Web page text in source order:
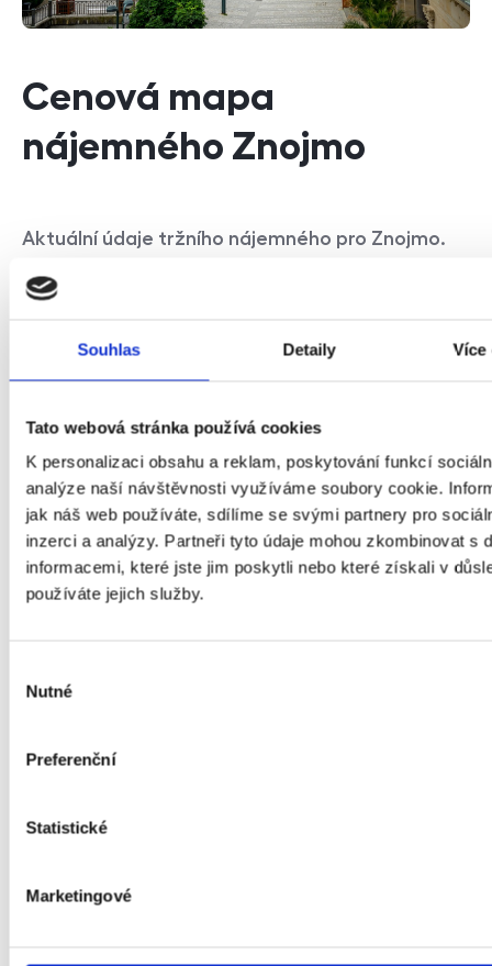
Souhlas Detaily Více
Tato webová stránka používá cookies
K personalizaci obsahu a reklam, poskytování funkcí
analýze naší návštěvnosti využíváme soubory cookie.
jak náš web používáte, sdílíme se svými partnery pro
inzerci a analýzy. Partneři tyto údaje mohou zkombinovat s
informacemi, které jste jim poskytli nebo které získali v
používáte jejich služby.
souhlasu
Nutné
Preferenční
Statistické
Marketingové
Cenová mapa
nájemného Znojmo
Aktuální údaje tržního nájemného pro Znojmo.
Cenová mapa
nájemného Jihlava
Aktuální údaje tržního nájemného pro Jihlavu